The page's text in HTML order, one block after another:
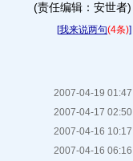
(责任编辑：安世者)
[我来说两句(4条)]
2007-04-19 01:47
2007-04-17 02:50
2007-04-16 10:17
2007-04-16 06:16